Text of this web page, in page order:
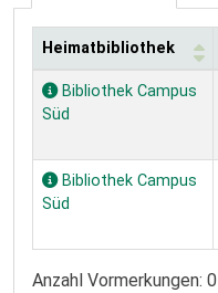
Exemplare
Heimatbibliothek
Bibliothek Campus
Süd
Bibliothek Campus
Süd
Anzahl Vormerkungen: 0